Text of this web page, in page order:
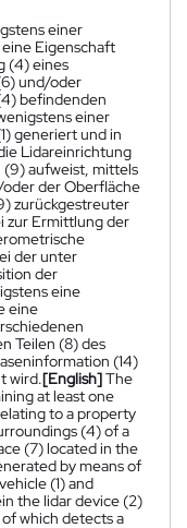
einer
Eigenschaft
(4) eines
und/oder
befindenden
einer
generiert und in
Lidareinrichtung
(9) aufweist, mittels
der Oberfläche
zurückgestreuter
zur Ermittlung der
der unter
der
eine
eine
Teilen (8) des
(14)
wird.[English]The
at least one
to a property
(4) of a
(7) located in the
by means of
(1) and
the lidar device (2)
which detects a